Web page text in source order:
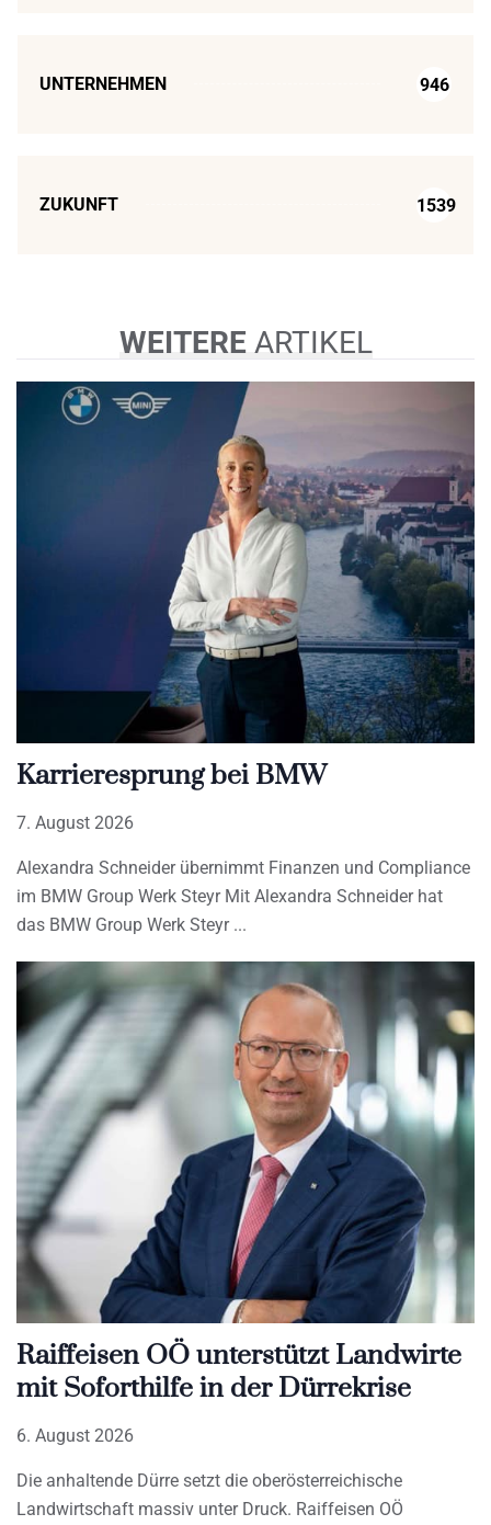
UNTERNEHMEN 946
ZUKUNFT 1539
WEITEREARTIKEL
Karrieresprung bei BMW
7. August 2026
Alexandra Schneider übernimmt Finanzen und Compliance
im BMW Group Werk Steyr Mit Alexandra Schneider hat
das BMW Group Werk Steyr
Raiffeisen OÖ unterstützt Landwirte
mit Soforthilfe in der Dürrekrise
6. August 2026
Die anhaltende Dürre setzt die oberösterreichische
Landwirtschaft massiv unter Druck. Raiffeisen OÖ